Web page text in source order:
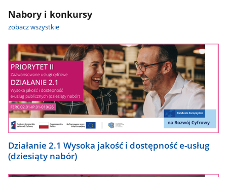
Nabory i konkursy
zobacz wszystkie
Działanie 2.1 Wysoka jakość i dostępność e-usług
(dziesiąty nabór)